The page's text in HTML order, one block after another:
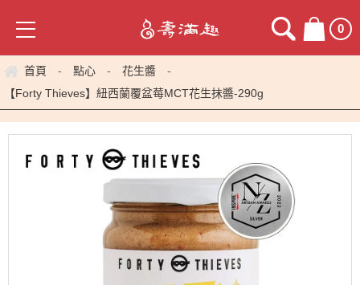
0
首頁 - 點心 - 花生醬 -
【Forty Thieves】紐西蘭覆盆莓MCT花生抹醬-290g